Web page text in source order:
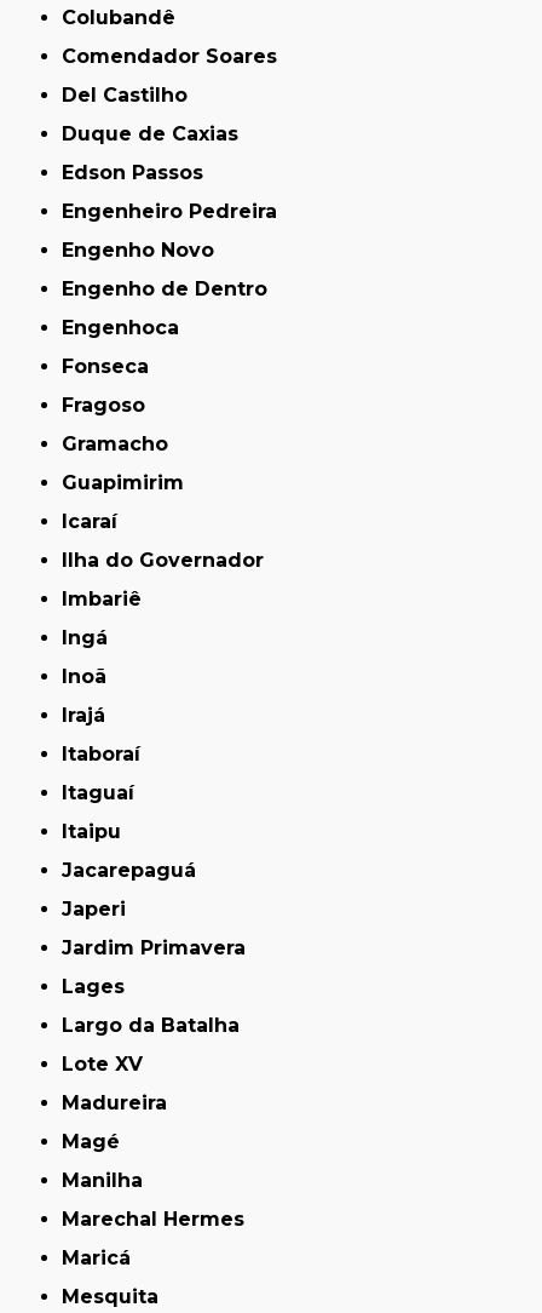
Colubandê
Comendador Soares
Del Castilho
Duque de Caxias
Edson Passos
Engenheiro Pedreira
Engenho Novo
Engenho de Dentro
Engenhoca
Fonseca
Fragoso
Gramacho
Guapimirim
Icaraí
Ilha do Governador
Imbariê
Ingá
Inoã
Irajá
Itaboraí
Itaguaí
Itaipu
Jacarepaguá
Japeri
Jardim Primavera
Lages
Largo da Batalha
Lote XV
Madureira
Magé
Manilha
Marechal Hermes
Maricá
Mesquita